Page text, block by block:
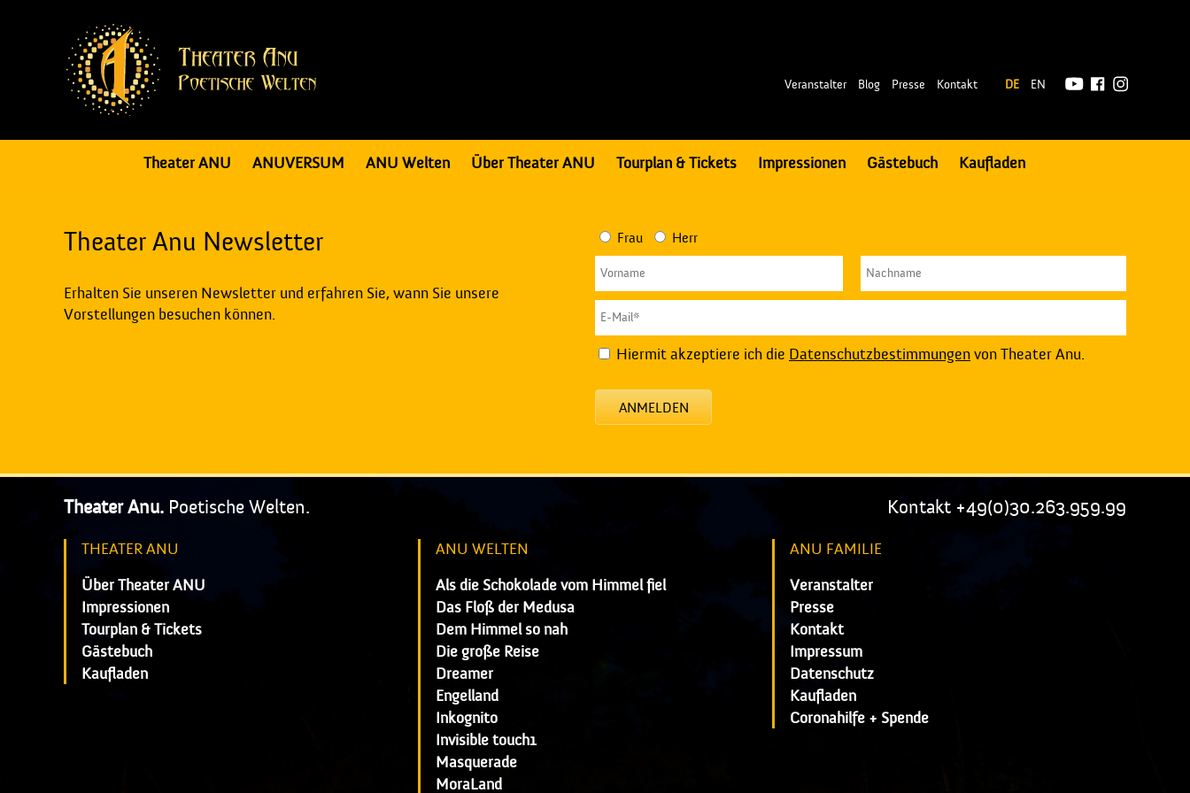
Veranstalter Blog Presse Kontakt DE EN
Theater ANU ANUVERSUM ANU Welten Über Theater ANU Tourplan & Tickets Impressionen Gästebuch Kaufladen
Theater Anu Newsletter
Erhalten Sie unseren Newsletter und erfahren Sie, wann Sie unsere
Vorstellungen besuchen können.
Frau Herr
Hiermit akzeptiere ich die Datenschutzbestimmungenvon Theater Anu.
ANMELDEN
Theater Anu. Poetische Welten. Kontakt +49(0)30.263.959.99
THEATER ANU
Über Theater ANU
Impressionen
Tourplan & Tickets
Gästebuch
Kaufladen
ANU WELTEN
Als die Schokolade vom Himmel fiel
Das Floß der Medusa
Dem Himmel so nah
Die große Reise
Dreamer
Engelland
Inkognito
Invisible touch1
Masquerade
MoraLand
ANU FAMILIE
Veranstalter
Presse
Kontakt
Impressum
Datenschutz
Kaufladen
Coronahilfe + Spende